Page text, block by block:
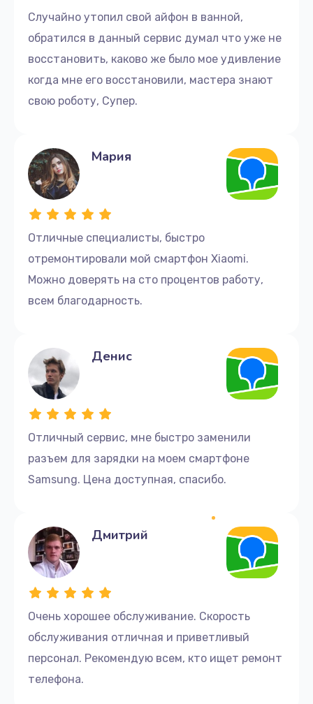
Случайно утопил свой айфон в ванной,
обратился в данный сервис думал что уже не
восстановить, каково же было мое удивление
когда мне его восстановили, мастера знают
свою роботу, Супер.
Отличные cпециалисты, быстро
отремонтировали мой смартфон Xiaomi.
Можно доверять на сто процентов работу,
всем благодарность.
Мария
Отличный сервис, мне быстро заменили
разъем для зарядки на моем смартфоне
Samsung. Цена доступная, спасибо.
Денис
Очень хорошее обслуживание. Скорость
обслуживания отличная и приветливый
персонал. Рекомендую всем, кто ищет ремонт
телефона.
Дмитрий